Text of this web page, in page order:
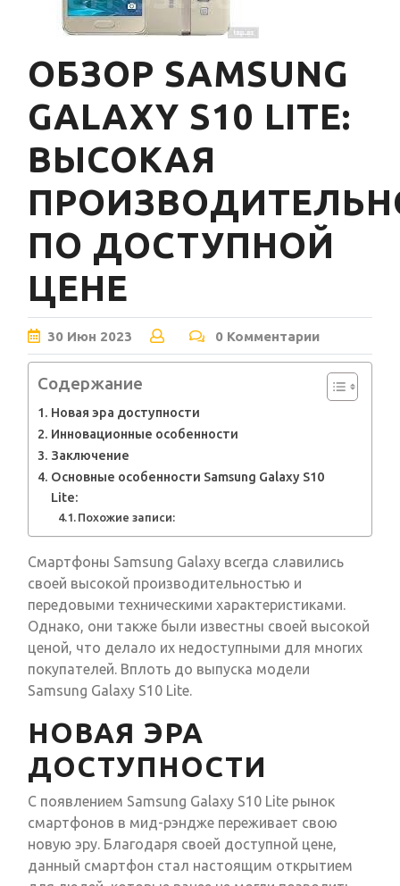
ОБЗОР SAMSUNG
GALAXY S10 LITE:
ВЫСОКАЯ
ПО ДОСТУПНОЙ
ЦЕНЕ
30 Июн 2023 0 Комментарии
Содержание
Новая эра доступности
Инновационные особенности
Заключение
Основные особенности Samsung Galaxy S10
Lite:
Похожие записи:
Смартфоны Samsung Galaxy всегда славились
своей высокой производительностью и
передовыми техническими характеристиками.
Однако, они также были известны своей высокой
ценой, что делало их недоступными для многих
покупателей. Вплоть до выпуска модели
Samsung Galaxy S10 Lite.
НОВАЯ ЭРА
ДОСТУПНОСТИ
С появлением Samsung Galaxy S10 Lite рынок
смартфонов в мид-рэндже переживает свою
новую эру. Благодаря своей доступной цене,
данный смартфон стал настоящим открытием